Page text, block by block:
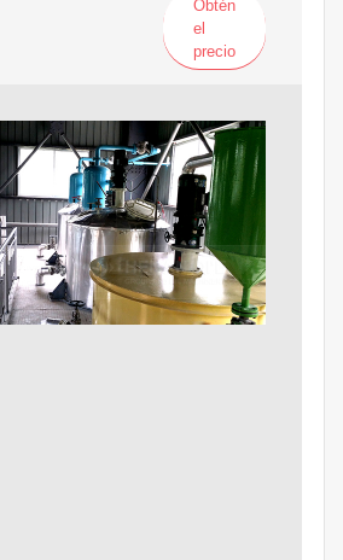
Obtén
el
precio